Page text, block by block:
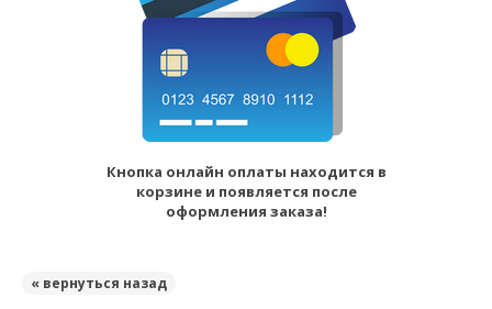
Кнопка онлайн оплаты находится в
корзине и появляется после
оформления заказа!
« вернуться назад